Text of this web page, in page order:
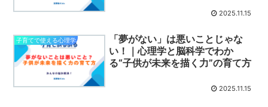
2025.11.15
子育てで使える心理学
「夢がない」は悪いことじゃな
い！｜心理学と脳科学でわか
る“子供が未来を描く力”の育て方
2025.11.15